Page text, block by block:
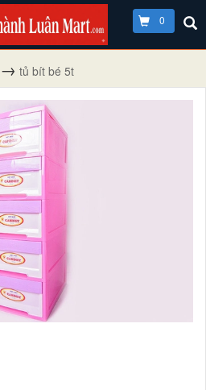
0
tủ bít bé 5t